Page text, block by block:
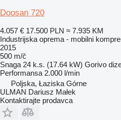
Doosan 720
4.057 € 17.500 PLN ≈ 7.935 KM
Industrijska oprema - mobilni
2015
500 m/č
Snaga 24 k.s. (17.64 kW) Gorivo
Performansa 2.000 l/min
Poljska, Łaziska Górne
ULMAN Dariusz Małek
Kontaktirajte prodavca